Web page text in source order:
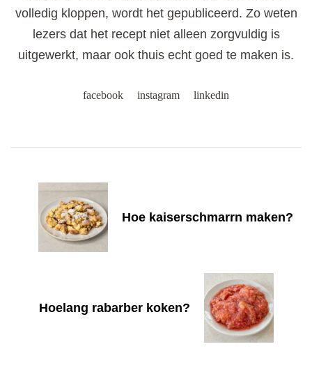
volledig kloppen, wordt het gepubliceerd. Zo weten
lezers dat het recept niet alleen zorgvuldig is
uitgewerkt, maar ook thuis echt goed te maken is.
facebook instagram linkedin
Navigation
Hoe kaiserschmarrn maken?
Hoelang rabarber koken?